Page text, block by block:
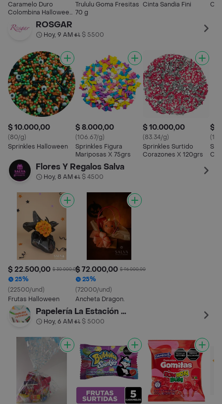
Caramelo Duro
Colombina Halloween
Trululu Goma Fresitas
70 g
Cinta Sandia Fini
ROSGAR
Hoy, 9 AM• $ 5500
$ 10.000,00
(80/g)
Sprinkles Halloween
$ 8.000,00
(106.67/g)
Sprinkles Figura
Mariposas X 75grs
$ 10.000,00
(83.34/g)
Sprinkles Surtido
Corazones X 120grs
$
Flores Y Regalos Salva
Hoy, 8 AM• $ 4500
$ 22.500,00 $ 30.000,00
25%
(22500/und)
Frutas Halloween
$ 72.000,00 $ 96.000,00
25%
(72000/und)
Ancheta Dragon.
Papelería La Estación De Suba
Hoy, 6 AM• $ 5000